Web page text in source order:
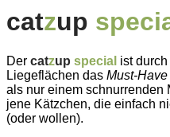
catzup
Der catzup special ist
Liegeflächen das Must-Have
als nur einem schnurrenden
jene Kätzchen, die einfach
(oder wollen).